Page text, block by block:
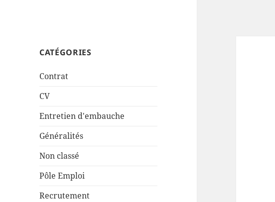
CATÉGORIES
Contrat
CV
Entretien d'embauche
Généralités
Non classé
Pôle Emploi
Recrutement